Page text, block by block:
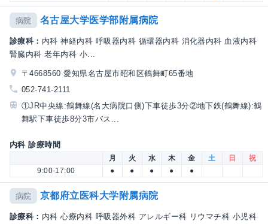
病院 名古屋大学医学部附属病院
診療科： 内科 神経内科 呼吸器内科 循環器内科 消化器内科 血液内科
腎臓内科 老年内科 小...
〒4668560 愛知県名古屋市昭和区鶴舞町65番地
052-741-2111
①JR中央線:鶴舞線(名大病院口側)下車徒歩3分②地下鉄(鶴舞線):鶴
舞駅下車徒歩8分3市バス...
内科 診療時間
月 火 水 木 金 土 日
祝
9:00-17:00
● ● ● ● ●
病院 京都府立医科大学附属病院
診療科： 内科 心療内科 呼吸器外科 アレルギー科 リウマチ科 小児科